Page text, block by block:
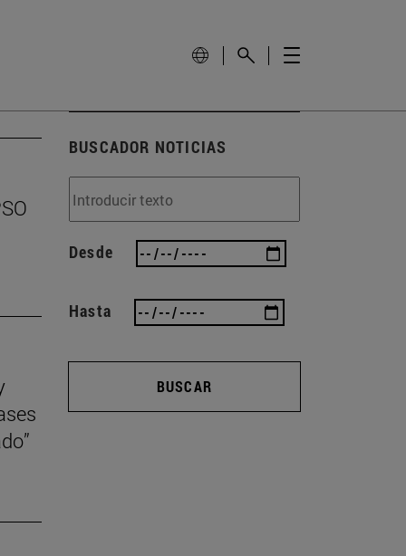
BUSCADOR NOTICIAS
Desde
Hasta
BUSCAR